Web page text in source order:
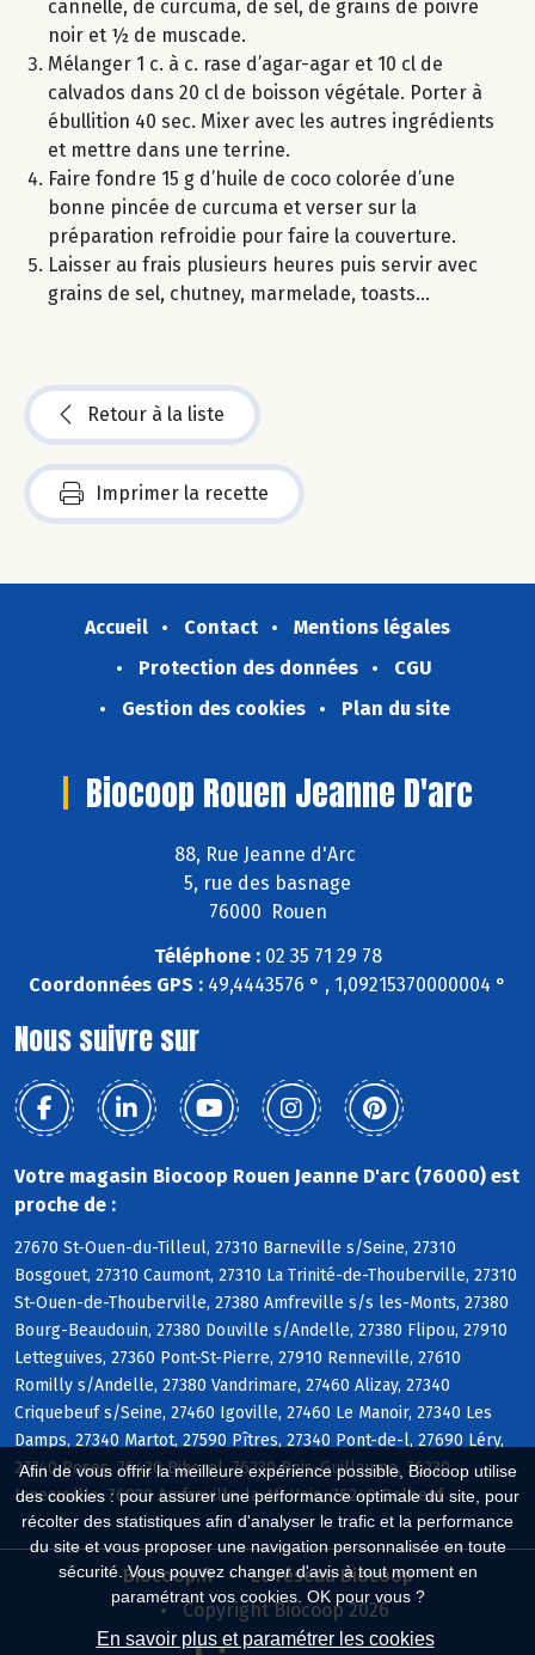
Afin de vous offrir la meilleure expérience possible, Biocoop utilise
des cookies : pour assurer une performance optimale du site, pour
récolter des statistiques afin d'analyser le trafic et la performance
du site et vous proposer une navigation personnalisée en toute
sécurité. Vous pouvez changer d'avis à tout moment en
paramétrant vos cookies. OK pour vous ?
En savoir plus et paramétrer les cookies
cannelle, de curcuma, de sel, de grains de poivre
noir et ½ de muscade.
Mélanger 1 c. à c. rase d’agar-agar et 10 cl de
calvados dans 20 cl de boisson végétale. Porter à
ébullition 40 sec. Mixer avec les autres ingrédients
et mettre dans une terrine.
Faire fondre 15 g d’huile de coco colorée d’une
bonne pincée de curcuma et verser sur la
préparation refroidie pour faire la couverture.
Laisser au frais plusieurs heures puis servir avec
grains de sel, chutney, marmelade, toasts...
Retour à la liste
Imprimer la recette
Accueil Contact
Mentions légales
Protection des données
CGU
Gestion des cookies
Plan du site
Biocoop Rouen Jeanne D'arc
88, Rue Jeanne d'Arc
5, rue des basnage
76000 Rouen
Téléphone :02 35 71 29 78
Coordonnées GPS : 49,4443576 ° , 1,09215370000004 °
Nous suivre sur
Votre magasin Biocoop Rouen Jeanne D'arc (76000) est
proche de :
27670 St-Ouen-du-Tilleul, 27310 Barneville s/Seine, 27310
Bosgouet, 27310 Caumont, 27310 La Trinité-de-Thouberville, 27310
St-Ouen-de-Thouberville, 27380 Amfreville s/s les-Monts, 27380
Bourg-Beaudouin, 27380 Douville s/Andelle, 27380 Flipou, 27910
Letteguives, 27360 Pont-St-Pierre, 27910 Renneville, 27610
Romilly s/Andelle, 27380 Vandrimare, 27460 Alizay, 27340
Criquebeuf s/Seine, 27460 Igoville, 27460 Le Manoir, 27340 Les
Damps, 27340 Martot, 27590 Pîtres, 27340 Pont-de-l, 27690 Léry,
27740 Poses, 76420 Bihorel, 76230 Bois-Guillaume, 76230
Isneauville, 76920 Amfreville-la-Mi-Voie, 76240 Belbeuf
Biocoop.fr
Le réseau Biocoop
Copyright Biocoop 2026